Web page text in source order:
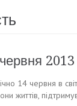
14 червня в
життів,